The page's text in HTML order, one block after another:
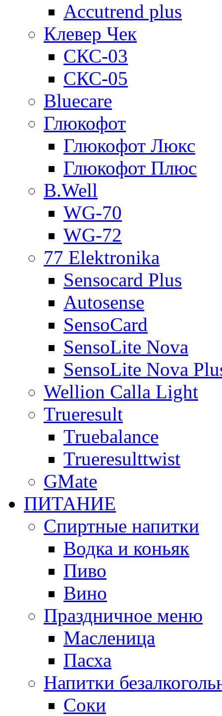
Accutrend plus
Клевер Чек
СКС-03
СКС-05
Bluecare
Глюкофот
Глюкофот Люкс
Глюкофот Плюс
B.Well
WG-70
WG-72
77 Elektronika
Sensocard Plus
Autosense
SensoCard
SensoLite Nova
SensoLite Nova
Wellion Calla Light
Trueresult
Truebalance
Trueresulttwist
GMate
ПИТАНИЕ
Спиртные напитки
Водка и коньяк
Пиво
Вино
Праздничное меню
Масленица
Пасха
Напитки
Соки